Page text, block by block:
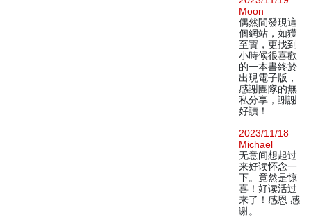
Moon
偶然間發現這
個網站，如獲
至寶，更找到
小時候很喜歡
的一本書終於
出現電子版，
感謝團隊的無
私分享，謝謝
好讀！
2023/11/18
Michael
无意间想起过
来好读怀念一
下。竟然是惊
喜！好读活过
来了！感恩 感
谢。